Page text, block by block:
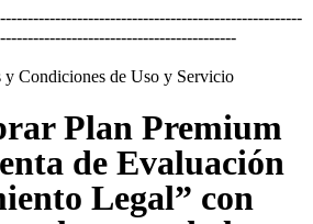
Condiciones de Uso y Servicio
Plan Premium
de Evaluación
Legal” con